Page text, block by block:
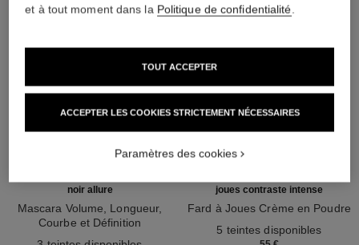
noir allure
Mascara Volume, Longueur,
Courbe et Définition
joues contraste intense
Fard à Joues Crème en Poudre
5 teintes disponibles
et à tout moment dans la Politique de confidentialité.
ACCEPTER LES COOKIES STRICTEMENT NÉCESSAIRES
TOUT ACCEPTER
Paramètres des cookies